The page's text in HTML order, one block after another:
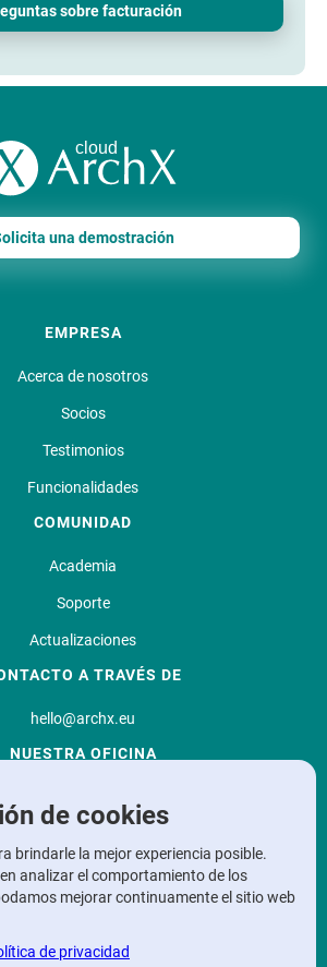
sobre facturación
una demostración
EMPRESA
Acerca de nosotros
Socios
Testimonios
Funcionalidades
COMUNIDAD
Academia
Soporte
Actualizaciones
A TRAVÉS DE
hello@archx.eu
NUESTRA OFICINA
9860 Scheldewindeke
Oficinas
Poolse-Winglaan
de cookies
brindarle la mejor experiencia posible.
analizar el comportamiento de los
mejorar continuamente el sitio web
de privacidad